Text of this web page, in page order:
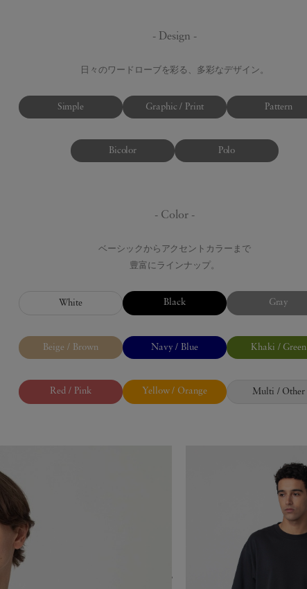
- Design -
日々のワードローブを彩る、多彩なデザイン。
Simple Graphic / Print Pattern
Bicolor Polo
- Color -
ベーシックからアクセントカラーまで
豊富にラインナップ。
White Black Gray
Beige / Brown Navy / Blue Khaki / Green
Red / Pink Yellow / Orange Multi / Other